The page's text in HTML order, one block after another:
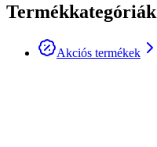
Termékkategóriák
Akciós termékek